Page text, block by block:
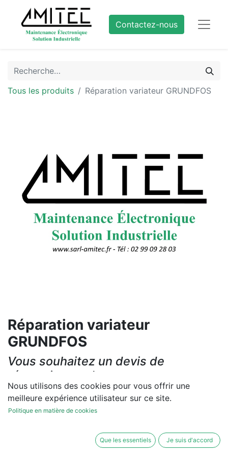
Contactez-nous
Tous les produits Réparation variateur GRUNDFOS
Réparation variateur
GRUNDFOS
Vous souhaitez un devis de
réparation ou de vente, un
diagnostic sur site?
Contactez-nous
Nous utilisons des cookies pour vous offrir une
meilleure expérience utilisateur sur ce site.
Politique en matière de cookies
Que les essentiels Je suis d'accord